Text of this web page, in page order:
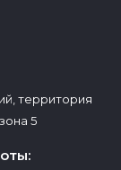
территория
5